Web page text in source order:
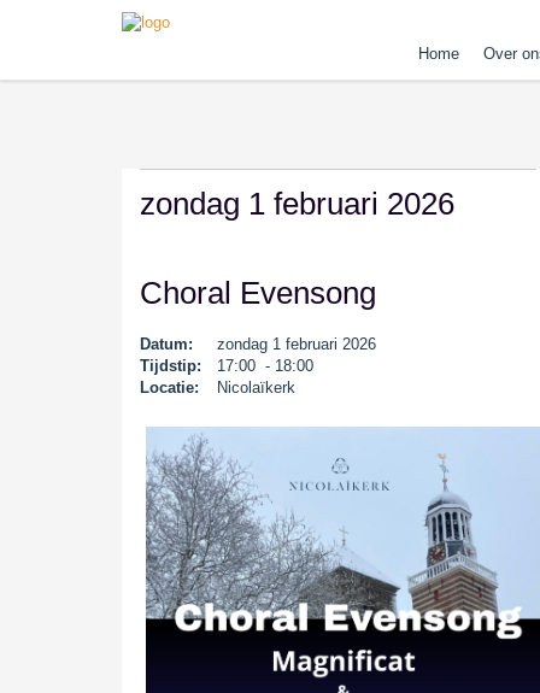
Home Over
zondag 1 februari 2026
Choral Evensong
Datum:
zondag 1 februari 2026
Tijdstip:
17:00 - 18:00
Locatie:
Nicolaïkerk